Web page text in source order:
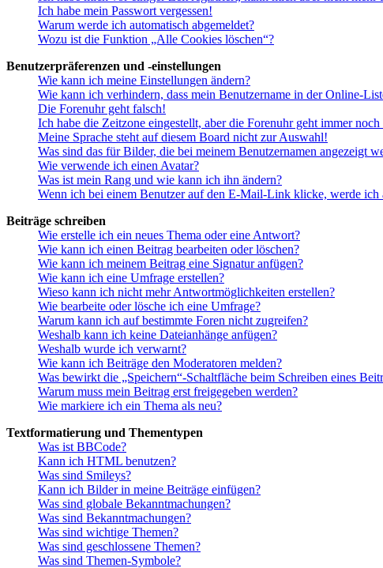
Ich habe mein Passwort vergessen!
Warum werde ich automatisch abgemeldet?
Wozu ist die Funktion „Alle Cookies löschen“?
Benutzerpräferenzen und -einstellungen
Wie kann ich meine Einstellungen ändern?
Wie kann ich verhindern, dass mein Benutzername in der Online-
Die Forenuhr geht falsch!
Ich habe die Zeitzone eingestellt, aber die Forenuhr geht immer noch
Meine Sprache steht auf diesem Board nicht zur Auswahl!
Was sind das für Bilder, die bei meinem Benutzernamen angezeigt
Wie verwende ich einen Avatar?
Was ist mein Rang und wie kann ich ihn ändern?
Wenn ich bei einem Benutzer auf den E-Mail-Link klicke, werde ich
Beiträge schreiben
Wie erstelle ich ein neues Thema oder eine Antwort?
Wie kann ich einen Beitrag bearbeiten oder löschen?
Wie kann ich meinem Beitrag eine Signatur anfügen?
Wie kann ich eine Umfrage erstellen?
Wieso kann ich nicht mehr Antwortmöglichkeiten erstellen?
Wie bearbeite oder lösche ich eine Umfrage?
Warum kann ich auf bestimmte Foren nicht zugreifen?
Weshalb kann ich keine Dateianhänge anfügen?
Weshalb wurde ich verwarnt?
Wie kann ich Beiträge den Moderatoren melden?
Was bewirkt die „Speichern“-Schaltfläche beim Schreiben eines
Warum muss mein Beitrag erst freigegeben werden?
Wie markiere ich ein Thema als neu?
Textformatierung und Thementypen
Was ist BBCode?
Kann ich HTML benutzen?
Was sind Smileys?
Kann ich Bilder in meine Beiträge einfügen?
Was sind globale Bekanntmachungen?
Was sind Bekanntmachungen?
Was sind wichtige Themen?
Was sind geschlossene Themen?
Was sind Themen-Symbole?